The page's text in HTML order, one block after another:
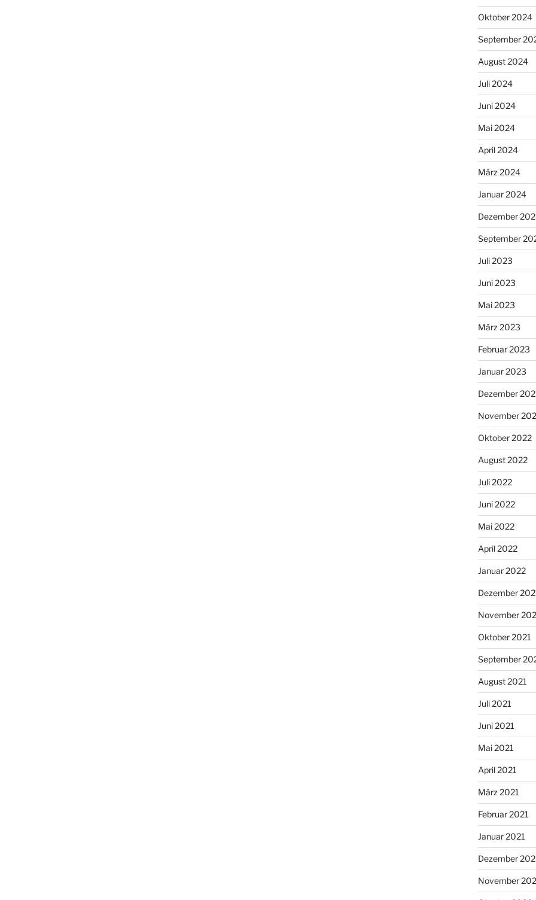
Oktober 2024
September
August 2024
Juli 2024
Juni 2024
Mai 2024
April 2024
März 2024
Januar 2024
Dezember
September
Juli 2023
Juni 2023
Mai 2023
März 2023
Februar 2023
Januar 2023
Dezember
November
Oktober 2022
August 2022
Juli 2022
Juni 2022
Mai 2022
April 2022
Januar 2022
Dezember
November
Oktober 2021
September
August 2021
Juli 2021
Juni 2021
Mai 2021
April 2021
März 2021
Februar 2021
Januar 2021
Dezember
November